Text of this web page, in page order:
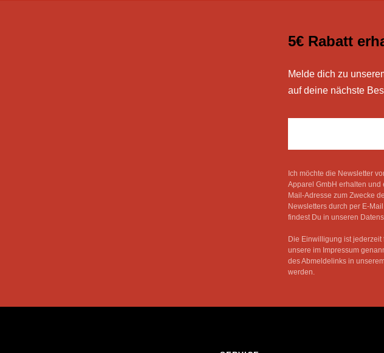
5€ Rabatt
Melde dich zu
auf deine nächste
Ich möchte die Newsletter
Apparel GmbH erhalten und
Mail-Adresse zum Zwecke
Newsletters durch per E-
findest Du in unseren
Die Einwilligung ist
unsere im Impressum
des Abmeldelinks in
werden.